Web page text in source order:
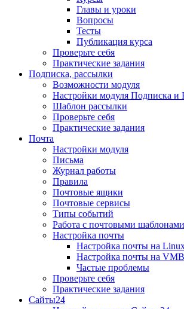
Главы и уроки
Вопросы
Тесты
Публикация курса
Проверьте себя
Практические задания
Подписка, рассылки
Возможности модуля
Настройки модуля Подписка и
Шаблон рассылки
Проверьте себя
Практические задания
Почта
Настройки модуля
Письма
Журнал работы
Правила
Почтовые ящики
Почтовые сервисы
Типы событий
Работа с почтовыми шаблонами
Настройка почты
Настройка почты на
Настройка почты на
Частые проблемы
Проверьте себя
Практические задания
Сайты24